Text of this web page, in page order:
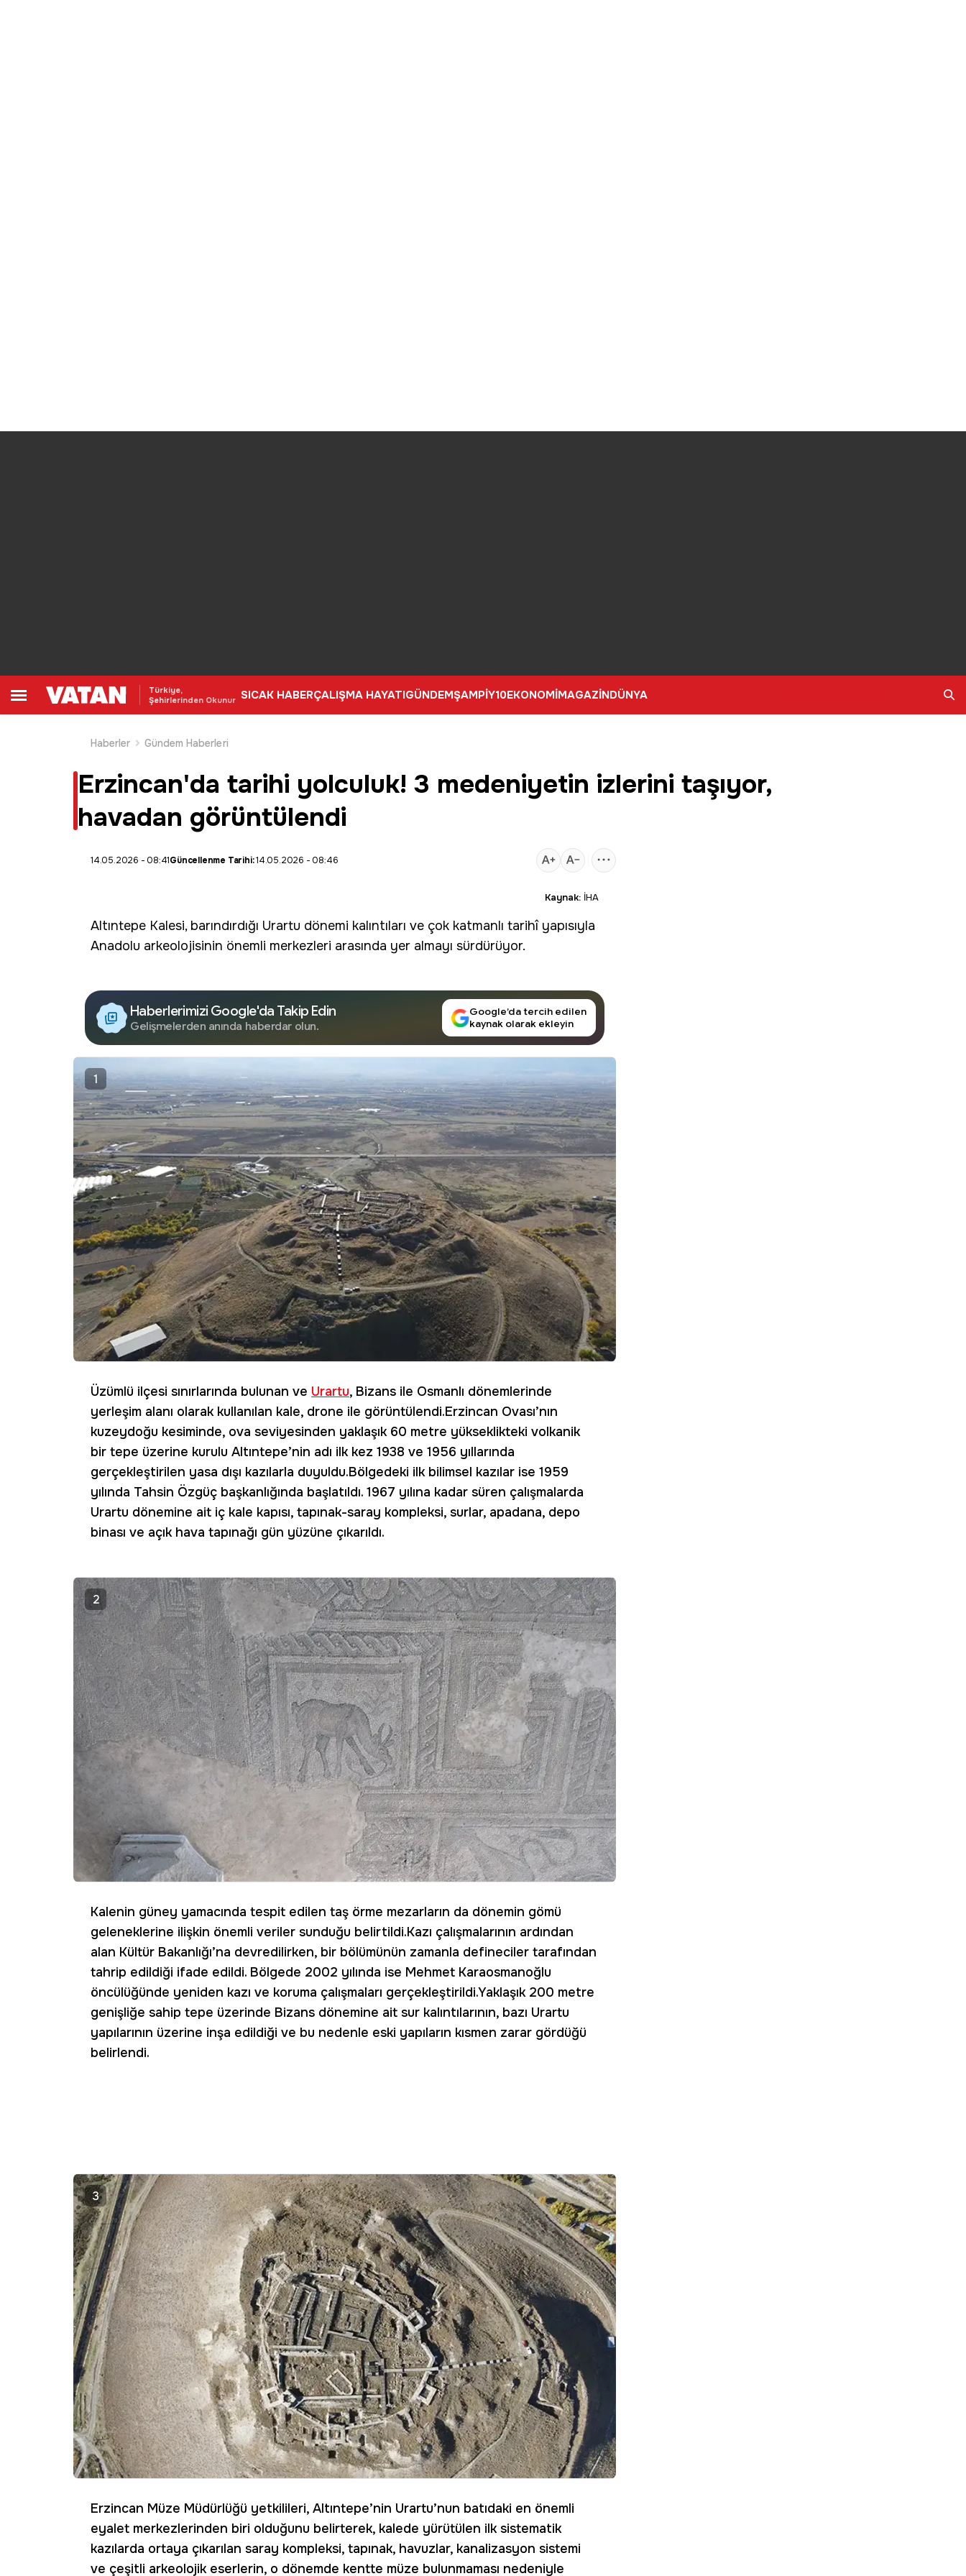
Türkiye,
Şehirlerinden Okunur SICAK HABERÇALIŞMA HAYATIGÜNDEMŞAMPİY10EKONOMİMAGAZİNDÜNYA
Haberler
Gündem Haberleri
Erzincan'da tarihi yolculuk! 3 medeniyetin izlerini taşıyor,
havadan görüntülendi
14.05.2026 - 08:41Güncellenme Tarihi:14.05.2026 - 08:46
Kaynak: İHA
Altıntepe Kalesi, barındırdığı Urartu dönemi kalıntıları ve çok katmanlı tarihî yapısıyla
Anadolu arkeolojisinin önemli merkezleri arasında yer almayı sürdürüyor.
Haberlerimizi Google'da Takip Edin
Gelişmelerden anında haberdar olun.
Google’da tercih edilen
kaynak olarak ekleyin
1
Üzümlü ilçesi sınırlarında bulunan ve Urartu, Bizans ile Osmanlı dönemlerinde
yerleşim alanı olarak kullanılan kale, drone ile görüntülendi.Erzincan Ovası’nın
kuzeydoğu kesiminde, ova seviyesinden yaklaşık 60 metre yükseklikteki volkanik
bir tepe üzerine kurulu Altıntepe’nin adı ilk kez 1938 ve 1956 yıllarında
gerçekleştirilen yasa dışı kazılarla duyuldu.Bölgedeki ilk bilimsel kazılar ise 1959
yılında Tahsin Özgüç başkanlığında başlatıldı. 1967 yılına kadar süren çalışmalarda
Urartu dönemine ait iç kale kapısı, tapınak-saray kompleksi, surlar, apadana, depo
binası ve açık hava tapınağı gün yüzüne çıkarıldı.
2
Kalenin güney yamacında tespit edilen taş örme mezarların da dönemin gömü
geleneklerine ilişkin önemli veriler sunduğu belirtildi.Kazı çalışmalarının ardından
alan Kültür Bakanlığı’na devredilirken, bir bölümünün zamanla defineciler tarafından
tahrip edildiği ifade edildi. Bölgede 2002 yılında ise Mehmet Karaosmanoğlu
öncülüğünde yeniden kazı ve koruma çalışmaları gerçekleştirildi.Yaklaşık 200 metre
genişliğe sahip tepe üzerinde Bizans dönemine ait sur kalıntılarının, bazı Urartu
yapılarının üzerine inşa edildiği ve bu nedenle eski yapıların kısmen zarar gördüğü
belirlendi.
3
Erzincan Müze Müdürlüğü yetkilileri, Altıntepe’nin Urartu’nun batıdaki en önemli
eyalet merkezlerinden biri olduğunu belirterek, kalede yürütülen ilk sistematik
kazılarda ortaya çıkarılan saray kompleksi, tapınak, havuzlar, kanalizasyon sistemi
ve çeşitli arkeolojik eserlerin, o dönemde kentte müze bulunmaması nedeniyle